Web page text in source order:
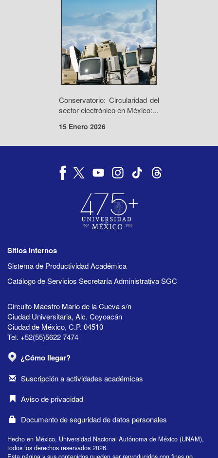
Conservatorio: Circularidad del
sector electrónico en México:...
15 Enero 2026
Sitios internos
Sistema de Productividad Académica
Catálogo de Servicios Secretaría Administrativa SGC
Circuito Maestro Mario de la Cueva s/n
Ciudad Universitaria, Alc. Coyoacán
Ciudad de México, C.P. 04510
Tel. +52(55)5622 7474
¿Cómo llegar?
Suscripción a actividades académicas
Aviso de privacidad
Documento de seguridad de datos personales
Hecho en México, Universidad Nacional Autónoma de México (UNAM),
todos los derechos reservados 2026.
Esta página y sus contenidos pueden ser reproducidos con fines no